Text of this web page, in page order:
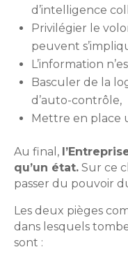
d’intelligence
Privilégier le
peuvent
L’information
Basculer de la
d’auto-contrôle,
Mettre en place
Au final,
qu’un état. Sur ce
passer du pouvoir
Les deux pièges
dans lesquels
sont :